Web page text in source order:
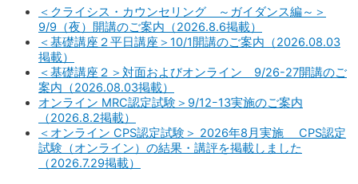
＜クライシス・カウンセリング ～ガイダンス編～＞
9/9（夜）開講のご案内（2026.8.6掲載）
＜基礎講座２平日講座＞10/1開講のご案内（2026.08.03
掲載）
＜基礎講座２＞対面およびオンライン 9/26-27開講のご
案内（2026.08.03掲載）
オンライン MRC認定試験＞9/12ｰ13実施のご案内
（2026.8.2掲載）
＜オンライン CPS認定試験＞ 2026年8月実施 CPS認定
試験（オンライン）の結果・講評を掲載しました
（2026.7.29掲載）